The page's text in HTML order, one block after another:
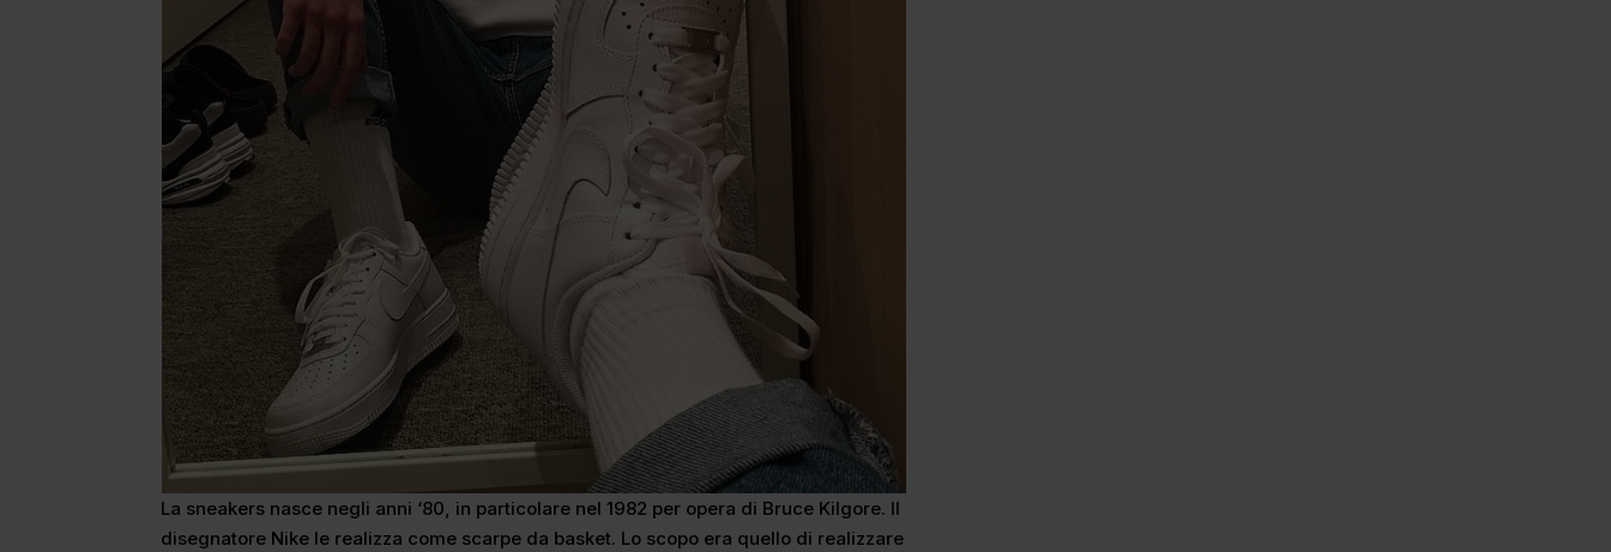
La sneakers nasce negli anni ‘80, in particolare nel 1982 per opera di Bruce Kilgore. Il
disegnatore Nike le realizza come scarpe da basket. Lo scopo era quello di realizzare